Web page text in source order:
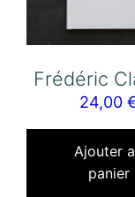
Frédéric
24,00
Ajouter
panier